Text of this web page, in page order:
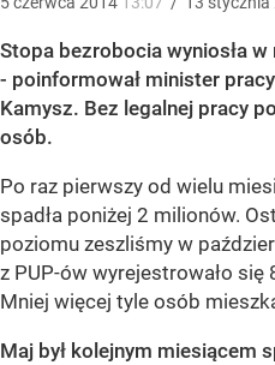
Stopa bezrobocia wyniosła
- poinformował minister
Kamysz. Bez legalnej pracy
osób.
Po raz pierwszy od wielu
spadła poniżej 2 milionów.
poziomu zeszliśmy w
z PUP-ów wyrejestrowało
Mniej więcej tyle osób
Maj był kolejnym miesiącem